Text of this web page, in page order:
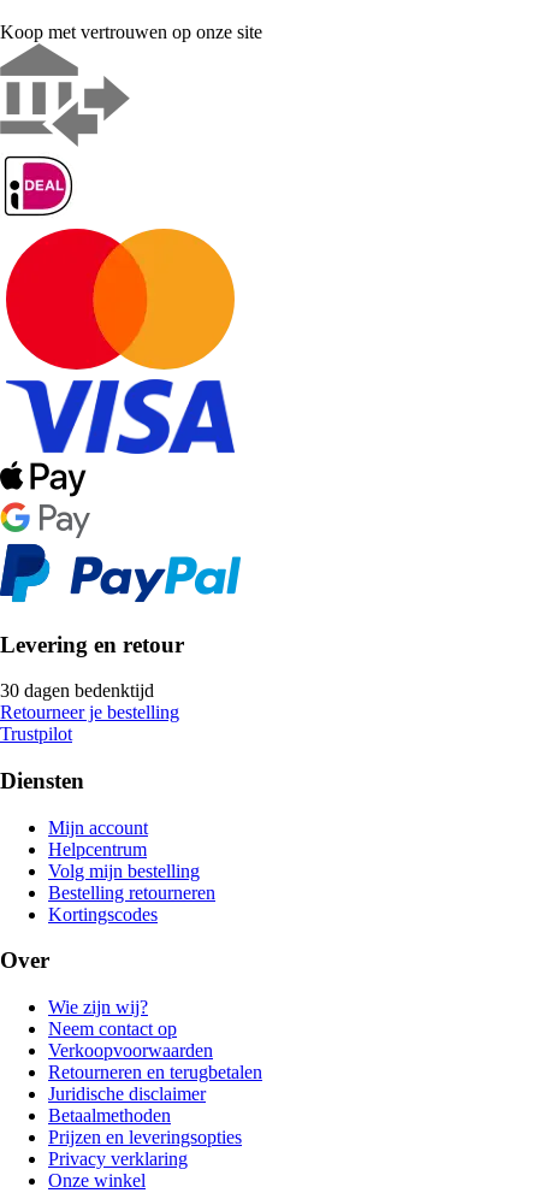
Koop met vertrouwen op onze site
Levering en retour
30 dagen bedenktijd
Retourneer je bestelling
Trustpilot
Diensten
Mijn account
Helpcentrum
Volg mijn bestelling
Bestelling retourneren
Kortingscodes
Over
Wie zijn wij?
Neem contact op
Verkoopvoorwaarden
Retourneren en terugbetalen
Juridische disclaimer
Betaalmethoden
Prijzen en leveringsopties
Privacy verklaring
Onze winkel